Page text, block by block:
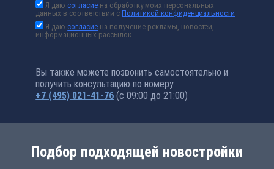
Я даюсогласие на обработку моих персональных
данных в соответствии сПолитикой конфиденциальности
Я даюсогласие на получение рекламы, новостей,
информационных рассылок
Вы также можете позвонить самостоятельно и
получить консультацию по номеру
+7 (495) 021-41-76 (с 09:00 до 21:00)
Подбор подходящей новостройки